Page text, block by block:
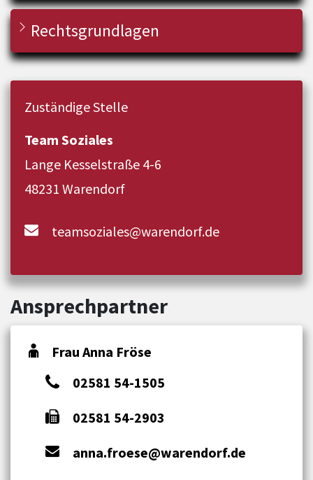
Rechtsgrundlagen
Zuständige Stelle
Team Soziales
Lange Kesselstraße 4-6
48231 Warendorf
teamsoziales@warendorf.de
Ansprechpartner
Frau Anna Fröse
02581 54-1505
02581 54-2903
anna.froese@warendorf.de